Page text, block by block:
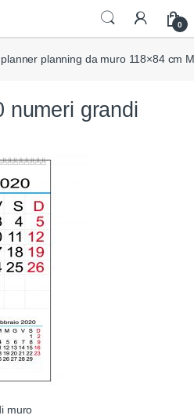
0
planning da muro 118×84 cm
numeri grandi
muro